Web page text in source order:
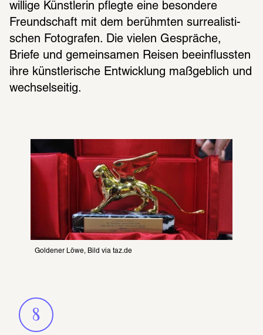
wil­lige Künst­le­rin pflegte eine beson­dere
Freund­schaft mit dem berühm­ten surrea­lis­ti­
schen Foto­gra­fen. Die vielen Gesprä­che,
Briefe und gemein­sa­men Reisen beein­fluss­ten
ihre künst­le­ri­sche Entwick­lung maßgeb­lich und
wech­sel­sei­tig.
Goldener Löwe, Bild via taz.de
8